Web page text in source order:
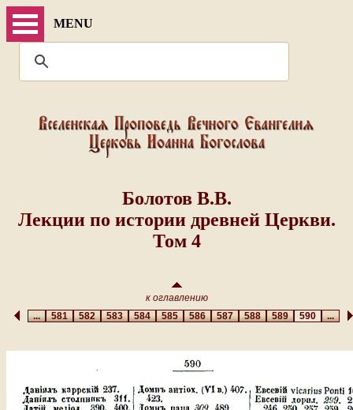
MENU
Болотов В.В.
Лекции по истории древней Церкви.
Том 4
к оглавлению
...581582583584585586587588589 590 ...